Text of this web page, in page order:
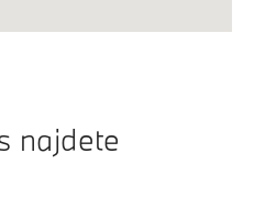
najdete